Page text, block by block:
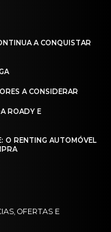
A CONQUISTAR
A CONSIDERAR
ROADY E
O RENTING AUTOMÓVEL
OFERTAS E